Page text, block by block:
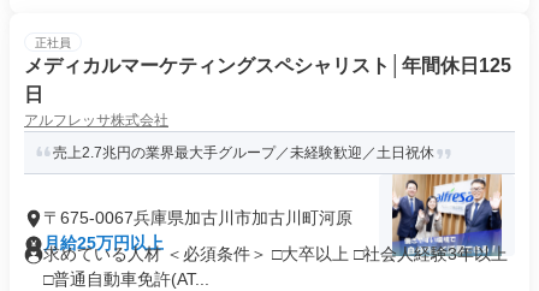
正社員
メディカルマーケティングスペシャリスト│年間休日125
日
アルフレッサ株式会社
売上2.7兆円の業界最大手グループ／未経験歓迎／土日祝休
〒675-0067兵庫県加古川市加古川町河原
月給25万円以上
求めている人材 ＜必須条件＞ □大卒以上 □社会人経験3年以上
□普通自動車免許(AT...